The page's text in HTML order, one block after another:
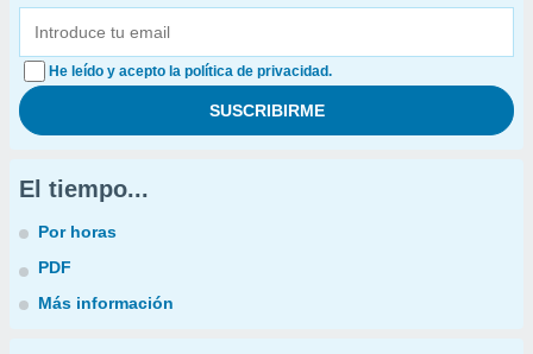
He leído y acepto la política de privacidad.
El tiempo...
Por horas
PDF
Más información